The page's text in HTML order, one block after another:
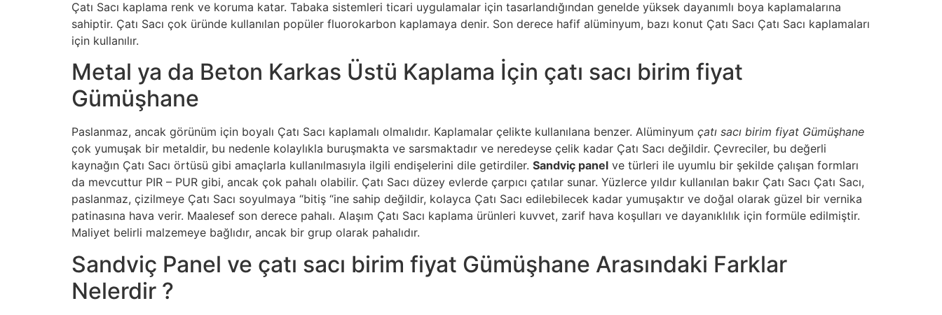
Çatı Sacı kaplama renk ve koruma katar. Tabaka sistemleri ticari uygulamalar için tasarlandığından genelde yüksek dayanımlı boya kaplamalarına
sahiptir. Çatı Sacı çok üründe kullanılan popüler fluorokarbon kaplamaya denir. Son derece hafif alüminyum, bazı konut Çatı Sacı Çatı Sacı kaplamaları
için kullanılır.
Metal ya da Beton Karkas Üstü Kaplama İçin çatı sacı birim fiyat
Gümüşhane
Paslanmaz, ancak görünüm için boyalı Çatı Sacı kaplamalı olmalıdır. Kaplamalar çelikte kullanılana benzer. Alüminyum çatı sacı birim fiyat Gümüşhane
çok yumuşak bir metaldir, bu nedenle kolaylıkla buruşmakta ve sarsmaktadır ve neredeyse çelik kadar Çatı Sacı değildir. Çevreciler, bu değerli
kaynağın Çatı Sacı örtüsü gibi amaçlarla kullanılmasıyla ilgili endişelerini dile getirdiler. Sandviç panel ve türleri ile uyumlu bir şekilde çalışan formları
da mevcuttur PIR – PUR gibi, ancak çok pahalı olabilir. Çatı Sacı düzey evlerde çarpıcı çatılar sunar. Yüzlerce yıldır kullanılan bakır Çatı Sacı Çatı Sacı,
paslanmaz, çizilmeye Çatı Sacı soyulmaya “bitiş “ine sahip değildir, kolayca Çatı Sacı edilebilecek kadar yumuşaktır ve doğal olarak güzel bir vernika
patinasına hava verir. Maalesef son derece pahalı. Alaşım Çatı Sacı kaplama ürünleri kuvvet, zarif hava koşulları ve dayanıklılık için formüle edilmiştir.
Maliyet belirli malzemeye bağlıdır, ancak bir grup olarak pahalıdır.
Sandviç Panel ve çatı sacı birim fiyat Gümüşhane Arasındaki Farklar
Nelerdir ?